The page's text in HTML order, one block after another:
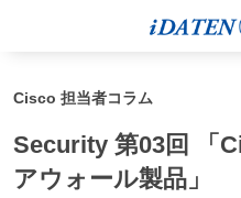
Cisco 担当者コラム
Security 第03回 「
アウォール製品」